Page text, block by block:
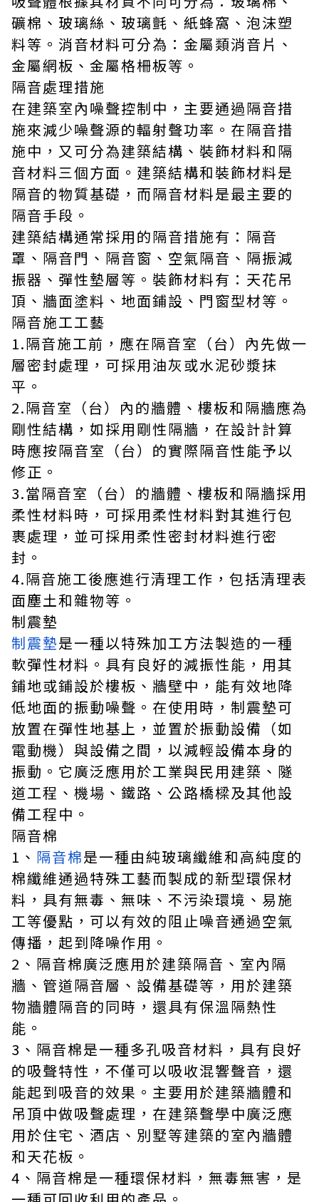
礦棉、玻璃絲、玻璃氈、紙蜂窩、泡沫塑
料等。消音材料可分為：金屬類消音片、
金屬網板、金屬格柵板等。
隔音處理措施
在建築室內噪聲控制中，主要通過隔音措
施來減少噪聲源的輻射聲功率。在隔音措
施中，又可分為建築結構、裝飾材料和隔
音材料三個方面。建築結構和裝飾材料是
隔音的物質基礎，而隔音材料是最主要的
隔音手段。
建築結構通常採用的隔音措施有：隔音
罩、隔音門、隔音窗、空氣隔音、隔振減
振器、彈性墊層等。裝飾材料有：天花吊
頂、牆面塗料、地面鋪設、門窗型材等。
隔音施工工藝
1.隔音施工前，應在隔音室（台）內先做一
層密封處理，可採用油灰或水泥砂漿抹
平。
2.隔音室（台）內的牆體、樓板和隔牆應為
剛性結構，如採用剛性隔牆，在設計計算
時應按隔音室（台）的實際隔音性能予以
修正。
3.當隔音室（台）的牆體、樓板和隔牆採用
柔性材料時，可採用柔性材料對其進行包
裹處理，並可採用柔性密封材料進行密
封。
4.隔音施工後應進行清理工作，包括清理表
面塵土和雜物等。
制震墊
制震墊是一種以特殊加工方法製造的一種
軟彈性材料。具有良好的減振性能，用其
鋪地或鋪設於樓板、牆壁中，能有效地降
低地面的振動噪聲。在使用時，制震墊可
放置在彈性地基上，並置於振動設備（如
電動機）與設備之間，以減輕設備本身的
振動。它廣泛應用於工業與民用建築、隧
道工程、機場、鐵路、公路橋樑及其他設
備工程中。
隔音棉
1、 隔音棉是一種由純玻璃纖維和高純度的
棉纖維通過特殊工藝而製成的新型環保材
料，具有無毒、無味、不污染環境、易施
工等優點，可以有效的阻止噪音通過空氣
傳播，起到降噪作用。
2、隔音棉廣泛應用於建築隔音、室內隔
牆、管道隔音層、設備基礎等，用於建築
物牆體隔音的同時，還具有保溫隔熱性
能。
3、隔音棉是一種多孔吸音材料，具有良好
的吸聲特性，不僅可以吸收混響聲音，還
能起到吸音的效果。主要用於建築牆體和
吊頂中做吸聲處理，在建築聲學中廣泛應
用於住宅、酒店、別墅等建築的室內牆體
和天花板。
4、隔音棉是一種環保材料，無毒無害，是